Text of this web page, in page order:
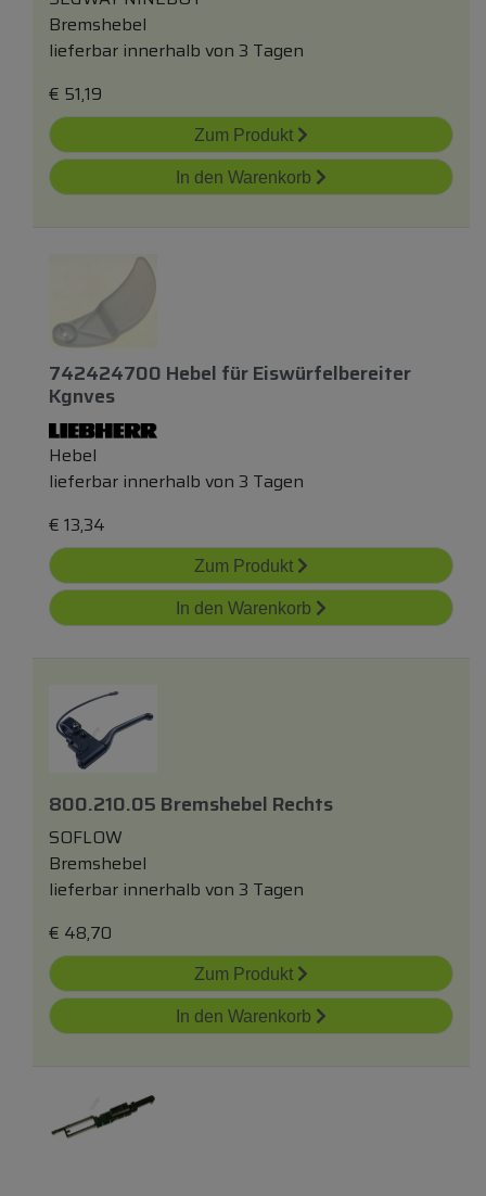
Bremshebel
lieferbar innerhalb von 3 Tagen
€ 51,19
Zum Produkt
In den Warenkorb
742424700 Hebel fürEiswürfelbereiter
Kgnves
Hebel
lieferbar innerhalb von 3 Tagen
€ 13,34
Zum Produkt
In den Warenkorb
800.210.05 Bremshebel Rechts
SOFLOW
Bremshebel
lieferbar innerhalb von 3 Tagen
€ 48,70
Zum Produkt
In den Warenkorb